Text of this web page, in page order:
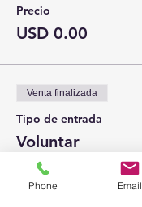
Precio
USD 0.00
Venta finalizada
Tipo de entrada
Voluntar
Leer más
Phone Email